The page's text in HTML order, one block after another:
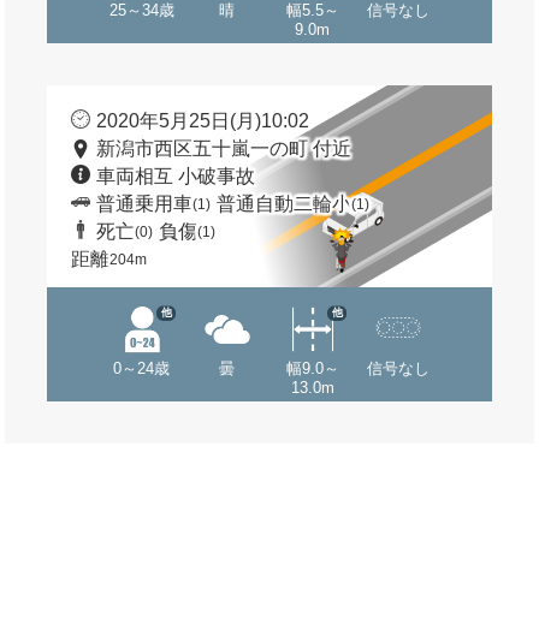
25～34歳 晴
幅5.5～
9.0m
信号なし
2020年5月25日(月)10:02
新潟市西区五十嵐一の町 付近
車両相互 小破事故
普通乗用車(1) 普通自動二輪小(1)
死亡(0) 負傷(1)
距離204m
0～24歳
他
曇
幅9.0～
13.0m
他
信号なし